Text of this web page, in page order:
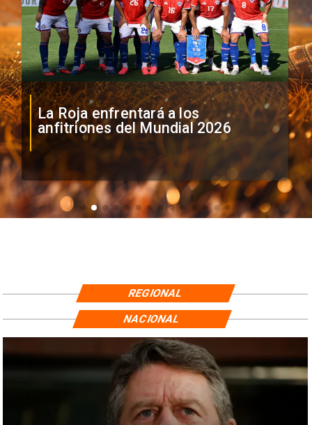
La Roja enfrentará a los
anfitriones del Mundial 2026
REGIONAL
NACIONAL